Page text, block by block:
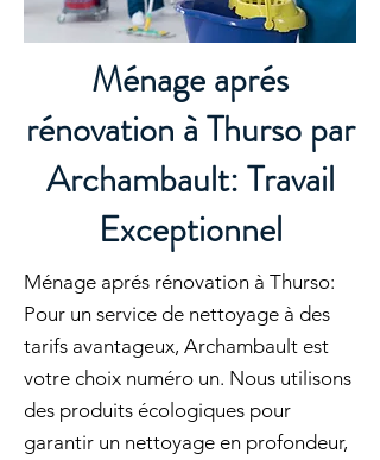
Ménage aprés
rénovation à Thurso par
Archambault: Travail
Exceptionnel
Ménage aprés rénovation à Thurso:
Pour un service de nettoyage à des
tarifs avantageux, Archambault est
votre choix numéro un. Nous utilisons
des produits écologiques pour
garantir un nettoyage en profondeur,